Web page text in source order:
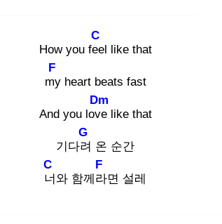
How you fee
C
l like that
my
F
heart bеats fast
And you love
Dm
like that
기다려
G
온 순간
너
C
와 함께라
F
면 설레